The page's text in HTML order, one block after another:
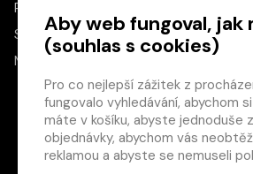
×
Máte u
PO–PÁ
SO
10:00–13:00
NE
Aby web fungoval, jak
(souhlas s cookies)
Pro co nejlepší zážitek z
fungovalo vyhledávání, abychom
máte v košíku, abyste jednoduše
objednávky, abychom vás
reklamou a abyste se nemuseli